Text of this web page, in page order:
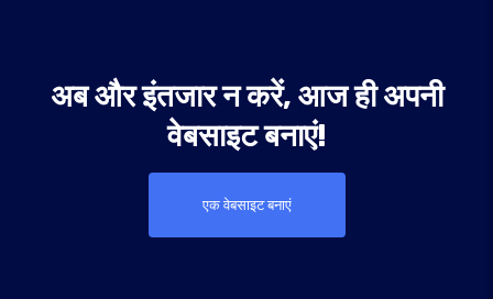
अब और इंतजार न करें, आज ही अपनी
वेबसाइट बनाएं!
एक वेबसाइट बनाएं